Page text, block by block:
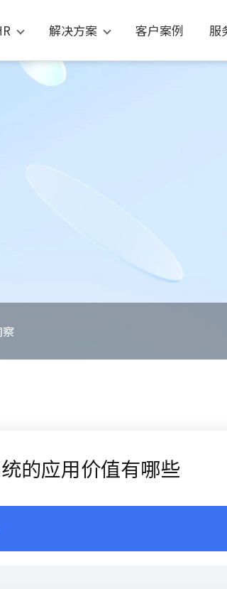
解决方案 客户案例 服
的应用价值有哪些